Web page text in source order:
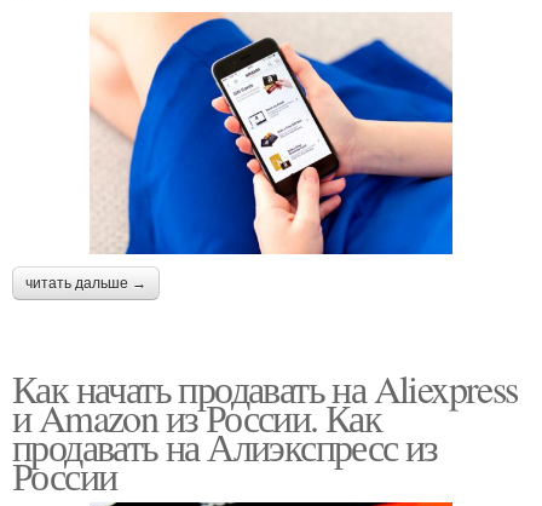
читать дальше →
Как начать продавать на Aliexpress
и Amazon из России. Как
продавать на Алиэкспресс из
России